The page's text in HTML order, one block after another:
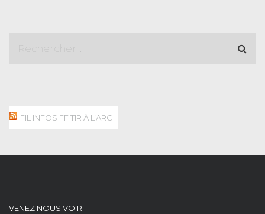
FIL INFOS FF TIR À L’ARC
VENEZ NOUS VOIR